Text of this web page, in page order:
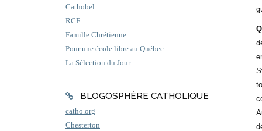
Cathobel
RCF
Famille Chrétienne
Pour une école libre au Québec
La Sélection du Jour
BLOGOSPHÈRE CATHOLIQUE
catho.org
Chesterton